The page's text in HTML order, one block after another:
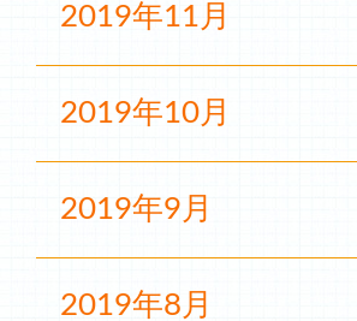
2019年11月
2019年10月
2019年9月
2019年8月